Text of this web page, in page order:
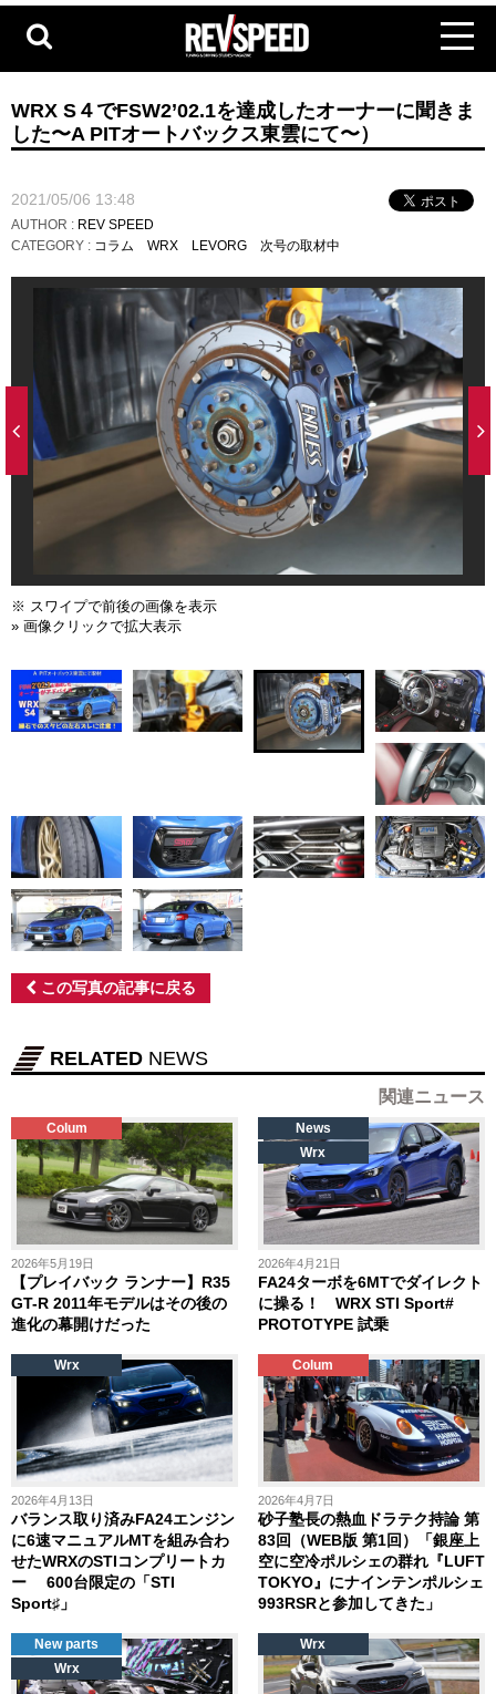
WRX S４でFSW2’02.1を達成したオーナーに聞きま
した〜A PITオートバックス東雲にて〜）
2021/05/06 13:48
AUTHOR : REV SPEED
CATEGORY : コラム WRX LEVORG 次号の取材中
※ スワイプで前後の画像を表示
» 画像クリックで拡大表示
この写真の記事に戻る
RELATED NEWS
関連ニュース
2026年5月19日
【プレイバック ランナー】R35
GT-R 2011年モデルはその後の
進化の幕開けだった
Colum
2026年4月21日
FA24ターボを6MTでダイレクト
に操る！ WRX STI Sport#
PROTOTYPE 試乗
News
Wrx
2026年4月13日
バランス取り済みFA24エンジン
に6速マニュアルMTを組み合わ
せたWRXのSTIコンプリートカ
ー 600台限定の「STI
Sport♯」
Wrx
2026年4月7日
砂子塾長の熱血ドラテク持論 第
83回（WEB版 第1回）「銀座上
空に空冷ポルシェの群れ『LUFT
TOKYO』にナインテンポルシェ
993RSRと参加してきた」
Colum
New parts
Wrx
Wrx